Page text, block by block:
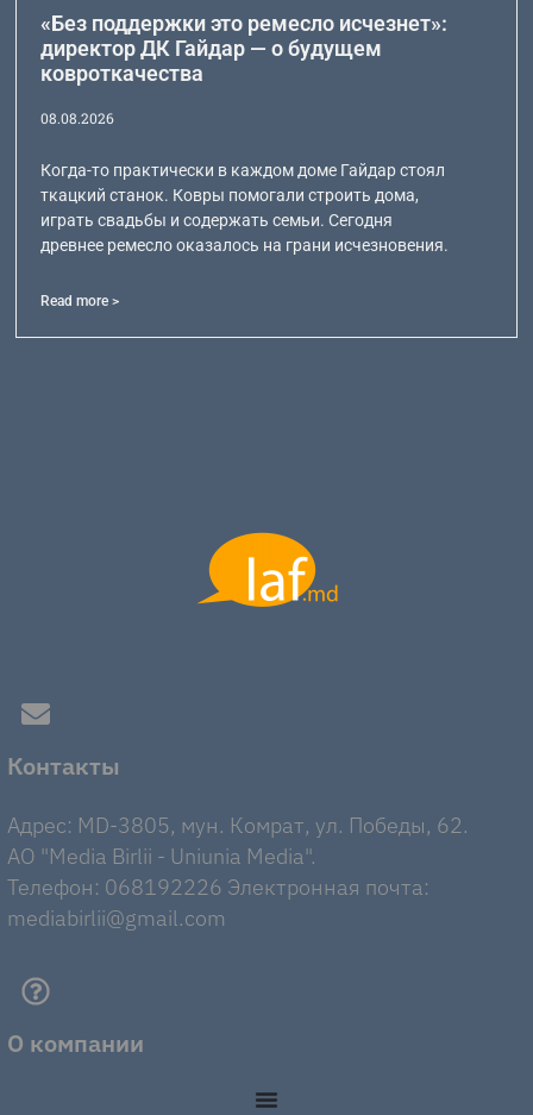
«Без поддержки это ремесло исчезнет»:
директор ДК Гайдар — о будущем
ковроткачества
08.08.2026
Когда-то практически в каждом доме Гайдар стоял
ткацкий станок. Ковры помогали строить дома,
играть свадьбы и содержать семьи. Сегодня
древнее ремесло оказалось на грани исчезновения.
Read more >
Контакты
Адрес: MD-3805, мун. Комрат, ул. Победы, 62.
AO "Media Birlii - Uniunia Media".
Телефон: 068192226 Электронная почта:
mediabirlii@gmail.com
О компании